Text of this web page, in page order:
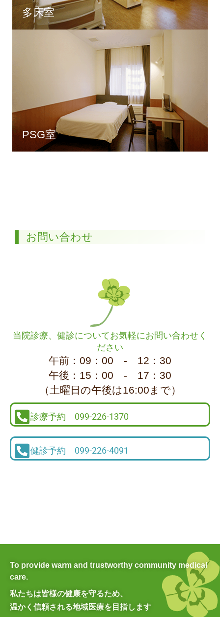
多床室
PSG室
お問い合わせ
当院診療、健診についてお気軽にお問い合わせく
ださい
午前：09：00 - 12：30
午後：15：00 - 17：30
（土曜日の午後は16:00まで）
診療予約 099-226-1370
健診予約 099-226-4091
To provide warm and trustworthy community medical
care.
私たちは皆様の健康を守るため、
温かく信頼される地域医療を目指します